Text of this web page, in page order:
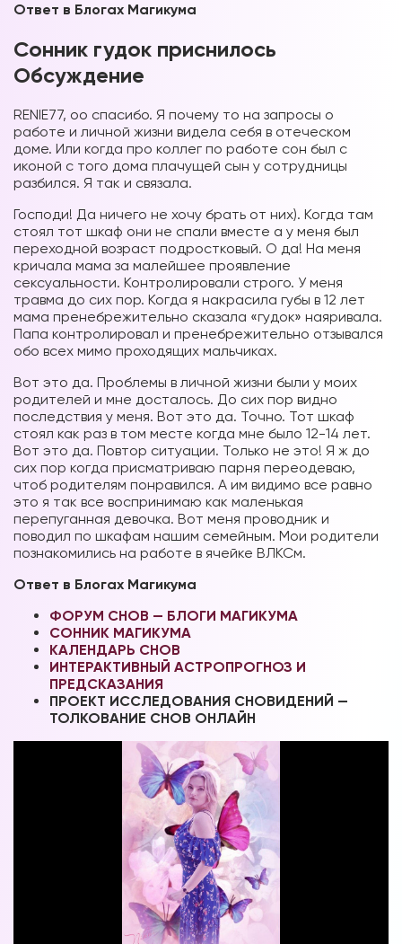
Ответ в Блогах Магикума
Сонник гудок приснилось
Обсуждение
RENIE77, оо спасибо. Я почему то на запросы о
работе и личной жизни видела себя в отеческом
доме. Или когда про коллег по работе сон был с
иконой с того дома плачущей сын у сотрудницы
разбился. Я так и связала.
Господи! Да ничего не хочу брать от них). Когда там
стоял тот шкаф они не спали вместе а у меня был
переходной возраст подростковый. О да! На меня
кричала мама за малейшее проявление
сексуальности. Контролировали строго. У меня
травма до сих пор. Когда я накрасила губы в 12 лет
мама пренебрежительно сказала «гудок» наяривала.
Папа контролировал и пренебрежительно отзывался
обо всех мимо проходящих мальчиках.
Вот это да. Проблемы в личной жизни были у моих
родителей и мне досталось. До сих пор видно
последствия у меня. Вот это да. Точно. Тот шкаф
стоял как раз в том месте когда мне было 12-14 лет.
Вот это да. Повтор ситуации. Только не это! Я ж до
сих пор когда присматриваю парня переодеваю,
чтоб родителям понравился. А им видимо все равно
это я так все воспринимаю как маленькая
перепуганная девочка. Вот меня проводник и
поводил по шкафам нашим семейным. Мои родители
познакомились на работе в ячейке ВЛКСм.
Ответ в Блогах Магикума
ФОРУМ СНОВ — БЛОГИ МАГИКУМА
СОННИК МАГИКУМА
КАЛЕНДАРЬ СНОВ
ИНТЕРАКТИВНЫЙ АСТРОПРОГНОЗ И
ПРЕДСКАЗАНИЯ
ПРОЕКТ ИССЛЕДОВАНИЯ СНОВИДЕНИЙ —
ТОЛКОВАНИЕ СНОВ ОНЛАЙН